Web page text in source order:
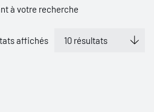
à votre recherche
affichés